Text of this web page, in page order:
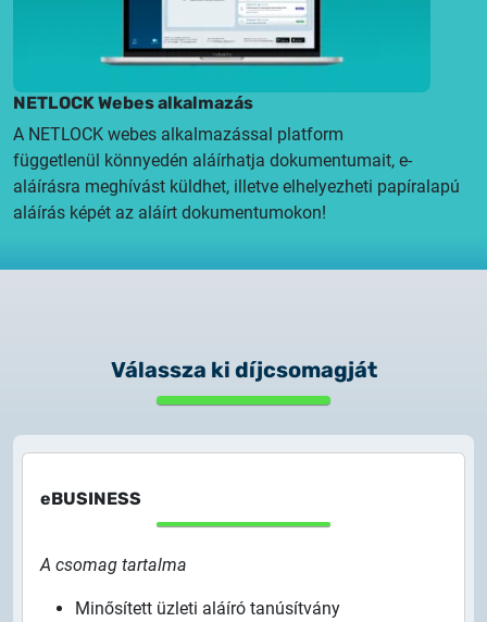
NETLOCK Webes alkalmazás
A NETLOCK webes alkalmazással platform
függetlenül könnyedén aláírhatja dokumentumait, e-
aláírásra meghívást küldhet, illetve elhelyezheti papíralapú
aláírás képét az aláírt dokumentumokon!
Válassza ki díjcsomagját
eBUSINESS
A csomag tartalma
Minősített üzleti aláíró tanúsítvány